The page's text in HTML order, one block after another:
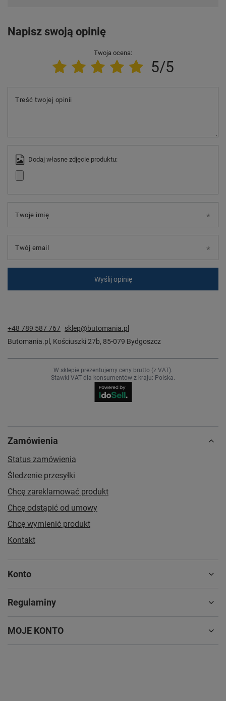
Napisz swoją opinię
Twoja ocena:
5/5
Treść twojej opinii
Dodaj własne zdjęcie produktu:
Twoje imię
Twój email
Wyślij opinię
+48 789 587 767 sklep@butomania.pl
Butomania.pl , Kościuszki 27b, 85-079 Bydgoszcz
W sklepie prezentujemy ceny brutto (z VAT).
Stawki VAT dla konsumentów z kraju: Polska.
Zamówienia
Status zamówienia
Śledzenie przesyłki
Chcę zareklamować produkt
Chcę odstąpić od umowy
Chcę wymienić produkt
Kontakt
Konto
Regulaminy
MOJE KONTO